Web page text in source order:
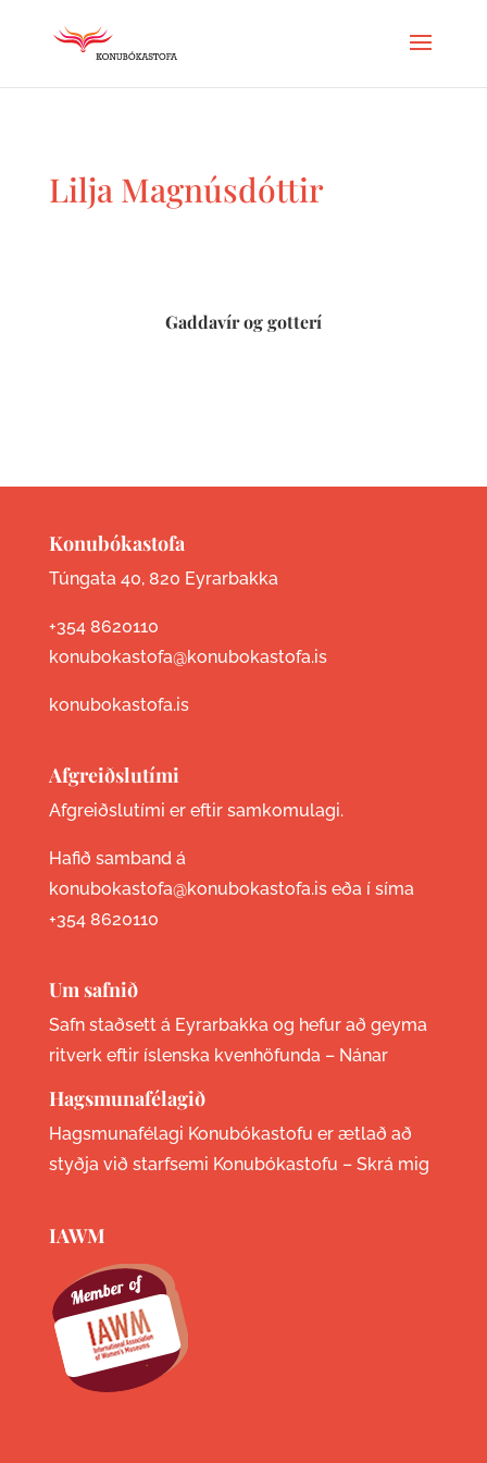
Lilja Magnúsdóttir
Gaddavír og gotterí
Konubókastofa
Túngata 40, 820 Eyrarbakka
+354 8620110
konubokastofa@konubokastofa.is
konubokastofa.is
Afgreiðslutími
Afgreiðslutími er eftir samkomulagi.
Hafið samband á
konubokastofa@konubokastofa.is eða í síma
+354 8620110
Um safnið
Safn staðsett á Eyrarbakka og hefur að geyma
ritverk eftir íslenska kvenhöfunda – Nánar
Hagsmunafélagið
Hagsmunafélagi Konubókastofu er ætlað að
styðja við starfsemi Konubókastofu – Skrá mig
IAWM